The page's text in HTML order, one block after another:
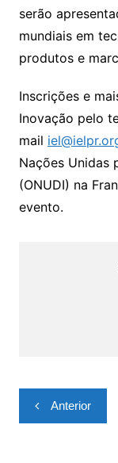
serão
mundiais em
produtos e
Inscrições e
Inovação pelo
mail
Nações Unidas
(ONUDI) na
evento.
Navegação
de
Anterior